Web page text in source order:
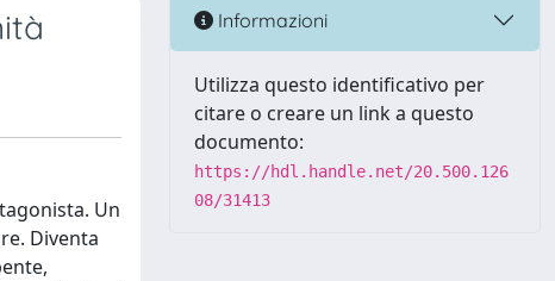
Un
Diventa
Informazioni
Utilizza questo identificativo per
citare o creare un link a questo
documento:
https://hdl.handle.net/20.500.126
08/31413